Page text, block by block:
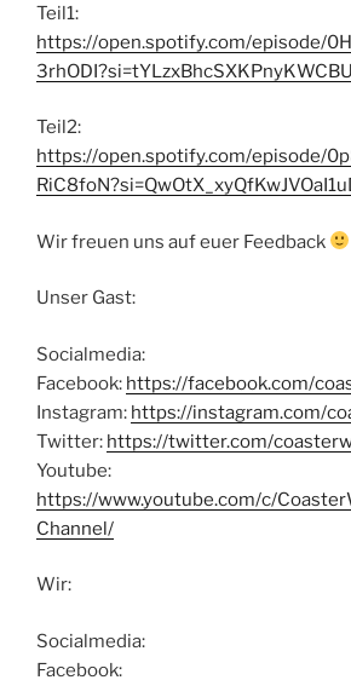
Teil1:
https://open.spotify.com/episode/
Teil2:
https://open.spotify.com/episode/
Wir freuen uns auf euer Feedback
Unser Gast:
Socialmedia:
Facebook: https://facebook.com/
Instagram: https://instagram.com/
Twitter: https://twitter.com/
Youtube:
https://www.youtube.com/c/
Channel/
Wir:
Socialmedia:
Facebook: